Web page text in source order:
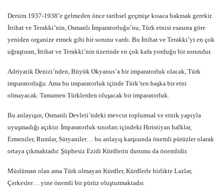
Dersim 1937-1938’e gelmeden önce tarihsel geçmişe kısaca bakmak gerekir.
İttihat ve Terakki’nin, Osmanlı İmparatorluğu’nu, Türk etnisi esasına göre
yeniden organize etmek gibi bir sorunu vardı. Bu İttihat ve Terakki’yi en çok
uğraştıran, İttihat ve Terakki’nin üzerinde en çok kafa yorduğu bir sorundur.
Adriyatik Denizi’nden, Büyük Okyanus’a bir imparatorluk olacak, Türk
imparatorluğu. Ama bu imparatorluk içinde Türk’ten başka bir etni
olmayacak. Tamamen Türklerden oluşacak bir imparatorluk.
Bu anlayışın, Osmanlı Devleti’ndeki mevcut toplumsal ve etnik yapıyla
uyuşmadığı açıktır. İmparatorluk sınırları içindeki Hıristiyan halklar,
Ermeniler, Rumlar, Süryaniler… bu anlayış karşısında önemli pürüzler olarak
ortaya çıkmaktadır. Şüphesiz Ezidi Kürdlerin durumu da önemlidir.
Müslüman olan ama Türk olmayan Kürdler, Kürdlerle birlikte Lazlar,
Çerkesler… yine önemli bir pürüz oluşturmaktadır.